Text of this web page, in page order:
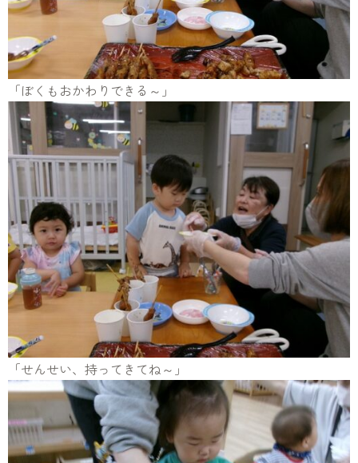
「ぼくもおかわりできる～」
「せんせい、持ってきてね～」